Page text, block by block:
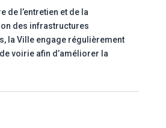
de l’entretien et de la
des infrastructures
la Ville engage régulièrement
voirie afin d’améliorer la